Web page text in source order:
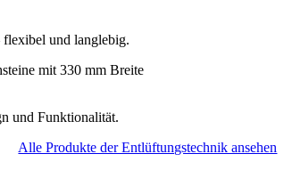
und langlebig.
und Funktionalität.
Alle Produkte der Entlüftungstechnik ansehen